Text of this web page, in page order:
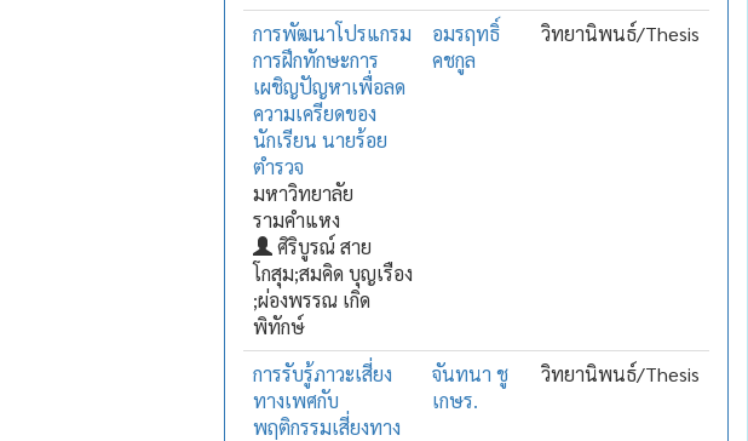
การพัฒนาโปรแกรม
การฝึกทักษะการ
เผชิญปัญหาเพื่อลด
ความเครียดของ
นักเรียน นายร้อย
ตำรวจ
มหาวิทยาลัย
รามคำแหง
ศิริบูรณ์ สาย
โกสุม;สมคิด บุญเรือง
;ผ่องพรรณ เกิด
พิทักษ์
อมรฤทธิ์
คชกูล
วิทยานิพนธ์/Thesis
การรับรู้ภาวะเสี่ยง
ทางเพศกับ
พฤติกรรมเสี่ยงทาง
จันทนา ชู
เกษร.
วิทยานิพนธ์/Thesis